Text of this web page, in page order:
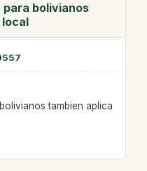
para bolivianos
tambien aplica